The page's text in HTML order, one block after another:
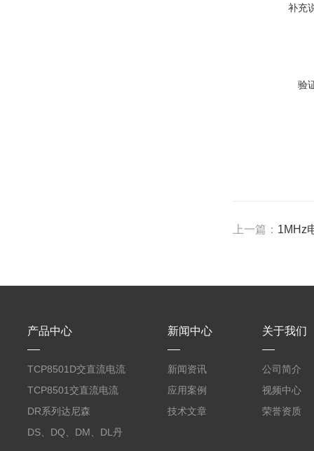
补充
验
上一篇： 1MHz
产品中心
TCP8501D交直流电流
探头500A
TCP8501交直流电流
探头500A
DR系列达尼森
Danisense高精度电流
DS、DQ、DM、DL丹
新闻中心
新闻资讯
应用案例
技术文章
关于我们
公司简介
视频中心
荣誉资质